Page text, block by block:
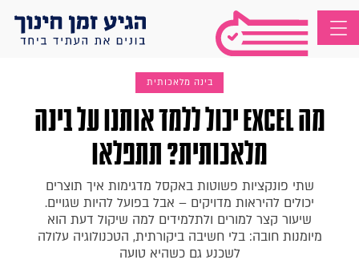
בינה מלאכותית
מה Excel יכול ללמד אותנו על בינה
מלאכותית? תתפלאו
שתי פונקציות פשוטות באקסל מדגימות איך תוצרים
יכולים להיראות מדויקים – אבל בפועל להיות שגויים.
שיעור קצר למורים ולתלמידים למה שיקול דעת הוא
מיומנות חובה: בלי חשיבה ביקורתית, הטכנולוגיה עלולה
לשכנע גם כשהיא טועה